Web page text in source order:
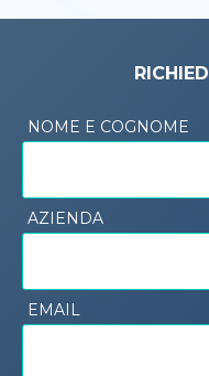
NOME E COGNOME
AZIENDA
EMAIL